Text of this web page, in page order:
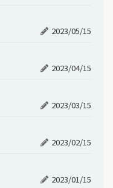
2023/05/15
2023/04/15
2023/03/15
2023/02/15
2023/01/15